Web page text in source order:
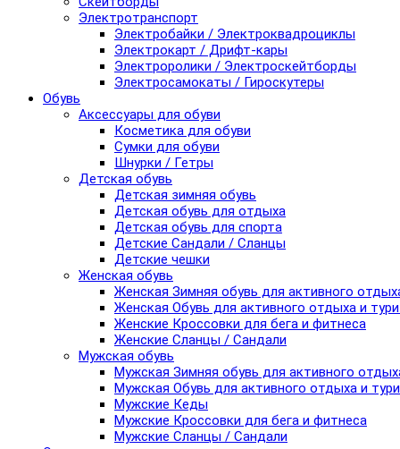
Электротранспорт
Электробайки / Электроквадроциклы
Электрокарт / Дрифт-кары
Электроролики / Электроскейтборды
Электросамокаты / Гироскутеры
Обувь
Аксессуары для обуви
Косметика для обуви
Сумки для обуви
Шнурки / Гетры
Детская обувь
Детская зимняя обувь
Детская обувь для отдыха
Детская обувь для спорта
Детские Сандали / Сланцы
Детские чешки
Женская обувь
Женская Зимняя обувь для активного
Женская Обувь для активного отдыха и
Женские Кроссовки для бега и фитнеса
Женские Сланцы / Сандали
Мужская обувь
Мужская Зимняя обувь для активного
Мужская Обувь для активного отдыха и
Мужские Кеды
Мужские Кроссовки для бега и фитнеса
Мужские Сланцы / Сандали